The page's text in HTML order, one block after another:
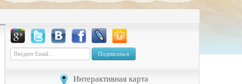
Подписаться
Интерактивная карта